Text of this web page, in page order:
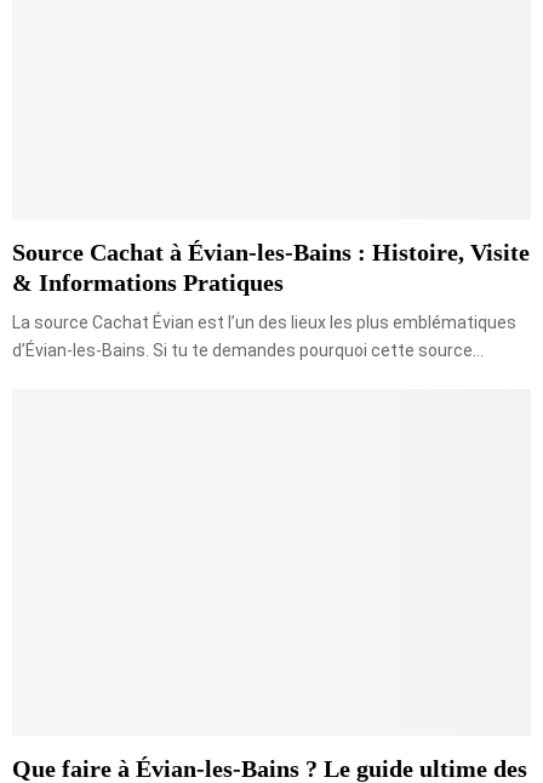
Source Cachat à Évian-les-Bains : Histoire, Visite
& Informations Pratiques
La source Cachat Évian est l’un des lieux les plus emblématiques
d’Évian-les-Bains. Si tu te demandes pourquoi cette source...
Que faire à Évian-les-Bains ? Le guide ultime des